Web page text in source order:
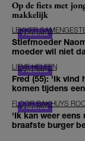
Op de fiets met
makkelijk
LEKKER
Stiefmoeder
moeder wil niet
LIEVE HELEEN
Fred (55): 'Ik vind
komen tijdens
FLOOR BAKHUYS
'Ik kan weer
braafste burger